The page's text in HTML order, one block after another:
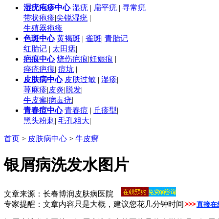
湿疣疱疹中心 湿疣 | 扁平疣 | 寻常疣
带状疱疹|尖锐湿疣 |
生殖器疱疹
色斑中心 黄褐斑 | 雀斑| 青胎记
红胎记 | 太田痣|
疤痕中心 烧伤疤痕|妊娠痕 |
痤疮疤痕| 痘坑 |
皮肤病中心 皮肤过敏 | 湿疹|
荨麻疹|皮炎|脱发|
牛皮癣|病毒疣|
青春痘中心 青春痘 | 丘疹型|
黑头粉刺 | 毛孔粗大|
首页 > 皮肤病中心 > 牛皮癣
银屑病洗发水图片
文章来源：长春博润皮肤病医院
专家提醒：文章内容只是大概，建议您花几分钟时间
直接在